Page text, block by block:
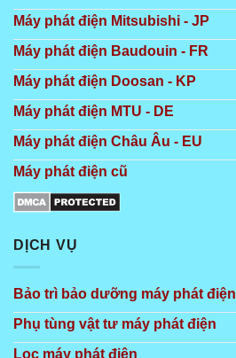
Máy phát điện Mitsubishi - JP
Máy phát điện Baudouin - FR
Máy phát điện Doosan - KP
Máy phát điện MTU - DE
Máy phát điện Châu Âu - EU
Máy phát điện cũ
DỊCH VỤ
Bảo trì bảo dưỡng máy phát điện
Phụ tùng vật tư máy phát điện
Lọc máy phát điện